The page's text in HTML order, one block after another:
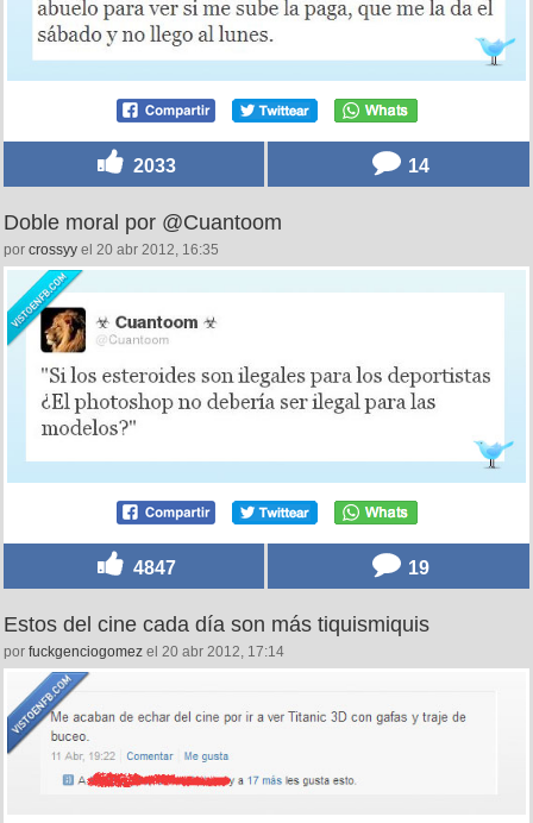
2033 14
Doble moral por @Cuantoom
por crossyy el 20 abr 2012, 16:35
4847 19
Estos del cine cada día son más tiquismiquis
por fuckgenciogomez el 20 abr 2012, 17:14